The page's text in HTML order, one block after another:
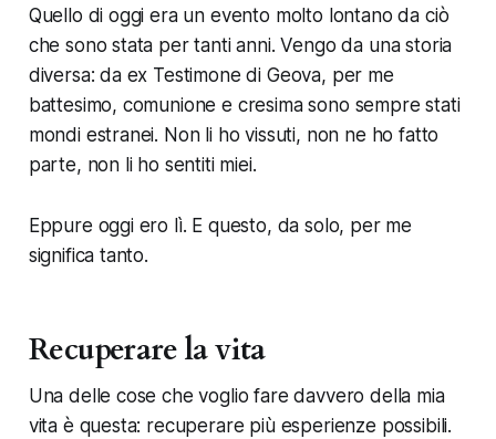
Quello di oggi era un evento molto lontano da ciò
che sono stata per tanti anni. Vengo da una storia
diversa: da ex Testimone di Geova, per me
battesimo, comunione e cresima sono sempre stati
mondi estranei. Non li ho vissuti, non ne ho fatto
parte, non li ho sentiti miei.
Eppure oggi ero lì. E questo, da solo, per me
significa tanto.
Recuperare la vita
Una delle cose che voglio fare davvero della mia
vita è questa: recuperare più esperienze possibili.